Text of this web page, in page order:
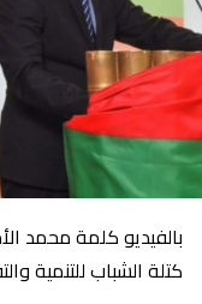
بالفيديو كلمة محمد
كتلة الشباب للتنمية والتقدم